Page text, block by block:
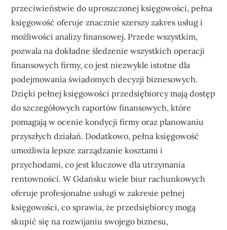
przeciwieństwie do uproszczonej księgowości, pełna
księgowość oferuje znacznie szerszy zakres usług i
możliwości analizy finansowej. Przede wszystkim,
pozwala na dokładne śledzenie wszystkich operacji
finansowych firmy, co jest niezwykle istotne dla
podejmowania świadomych decyzji biznesowych.
Dzięki pełnej księgowości przedsiębiorcy mają dostęp
do szczegółowych raportów finansowych, które
pomagają w ocenie kondycji firmy oraz planowaniu
przyszłych działań. Dodatkowo, pełna księgowość
umożliwia lepsze zarządzanie kosztami i
przychodami, co jest kluczowe dla utrzymania
rentowności. W Gdańsku wiele biur rachunkowych
oferuje profesjonalne usługi w zakresie pełnej
księgowości, co sprawia, że przedsiębiorcy mogą
skupić się na rozwijaniu swojego biznesu,